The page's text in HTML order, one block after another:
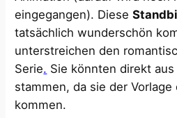
eingegangen). Diese
tatsächlich wunderschön
unterstreichen den
Serie​. Sie könnten direkt
stammen, da sie der
kommen.